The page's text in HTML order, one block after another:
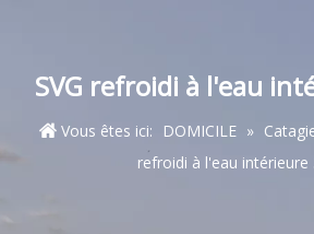
SVG refroidi à l'eau
Vous êtes ici: DOMICILE »
refroidi à l'eau intérieure